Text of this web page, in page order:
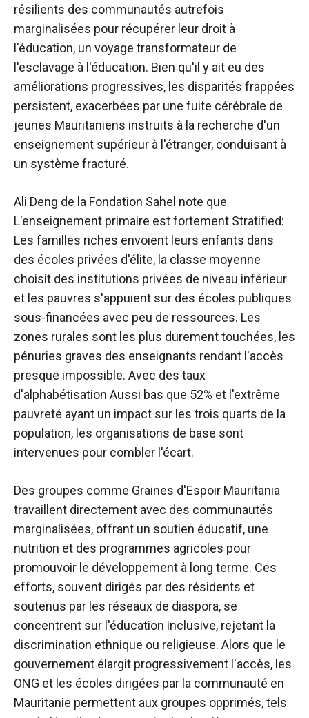
résilients des communautés autrefois
marginalisées pour récupérer leur droit à
l'éducation, un voyage transformateur de
l'esclavage à l'éducation. Bien qu'il y ait eu des
améliorations progressives, les disparités frappées
persistent, exacerbées par une fuite cérébrale de
jeunes Mauritaniens instruits à la recherche d'un
enseignement supérieur à l'étranger, conduisant à
un système fracturé.
Ali Deng de la Fondation Sahel note que
L'enseignement primaire est fortement Stratified:
Les familles riches envoient leurs enfants dans
des écoles privées d'élite, la classe moyenne
choisit des institutions privées de niveau inférieur
et les pauvres s'appuient sur des écoles publiques
sous-financées avec peu de ressources. Les
zones rurales sont les plus durement touchées, les
pénuries graves des enseignants rendant l'accès
presque impossible. Avec des taux
d'alphabétisation Aussi bas que 52% et l'extrême
pauvreté ayant un impact sur les trois quarts de la
population, les organisations de base sont
intervenues pour combler l'écart.
Des groupes comme Graines d'Espoir Mauritania
travaillent directement avec des communautés
marginalisées, offrant un soutien éducatif, une
nutrition et des programmes agricoles pour
promouvoir le développement à long terme. Ces
efforts, souvent dirigés par des résidents et
soutenus par les réseaux de diaspora, se
concentrent sur l'éducation inclusive, rejetant la
discrimination ethnique ou religieuse. Alors que le
gouvernement élargit progressivement l'accès, les
ONG et les écoles dirigées par la communauté en
Mauritanie permettent aux groupes opprimés, tels